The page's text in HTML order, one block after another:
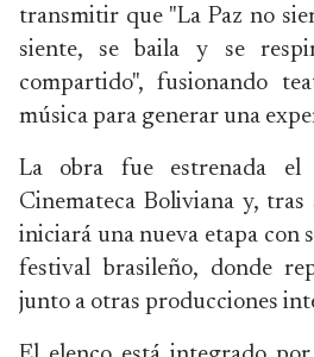
transmitir que "La Paz no
siente, se baila y se
compartido", fusionando
música para generar una
La obra fue estrenada el
Cinemateca Boliviana y, tras
iniciará una nueva etapa con
festival brasileño, donde
junto a otras producciones